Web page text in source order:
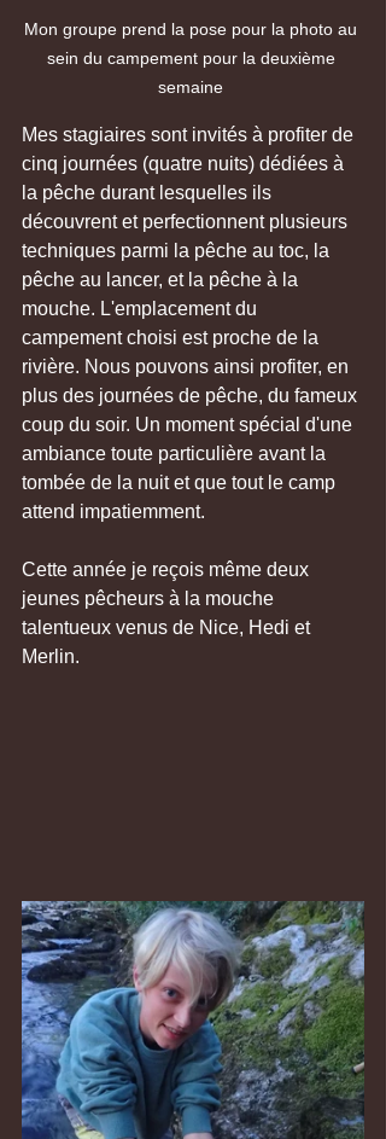
Mon groupe prend la pose pour la photo au
sein du campement pour la deuxième
semaine
Mes stagiaires sont invités à profiter de
cinq journées (quatre nuits) dédiées à
la pêche durant lesquelles ils
découvrent et perfectionnent plusieurs
techniques parmi la pêche au toc, la
pêche au lancer, et la pêche à la
mouche. L'emplacement du
campement choisi est proche de la
rivière. Nous pouvons ainsi profiter, en
plus des journées de pêche, du fameux
coup du soir. Un moment spécial d'une
ambiance toute particulière avant la
tombée de la nuit et que tout le camp
attend impatiemment.
Cette année je reçois même deux
jeunes pêcheurs à la mouche
talentueux venus de Nice, Hedi et
Merlin.